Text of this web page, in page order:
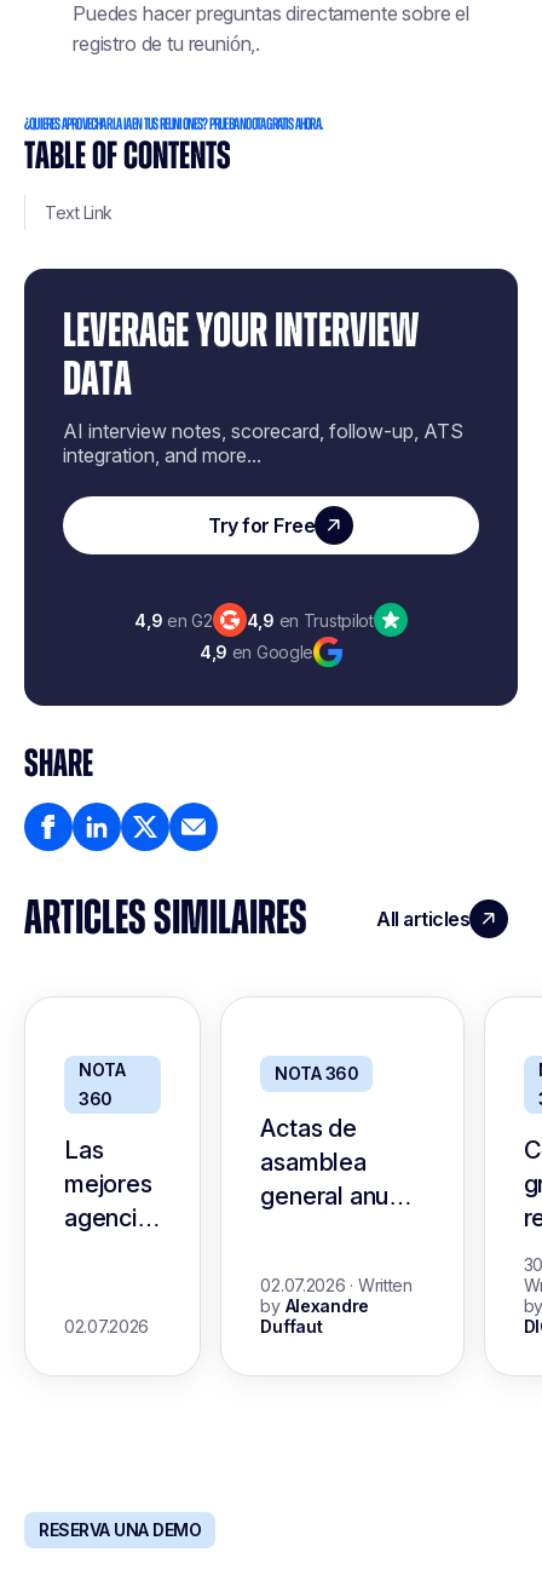
TABLE OF CONTENTS
Text Link
LEVERAGE YOUR INTERVIEW
DATA
AI interview notes, scorecard, follow-up, ATS
integration, and more...
Try for Free
4,9 en G2 4,9 en Trustpilot
4,9 en Google
SHARE
Puedes hacer preguntas directamente sobre el
registro de tu reunión,.
¿Quieres aprovechar la IA en tus reuniones? Prueba Noota gratis ahora.
ARTICLES SIMILAIRES All articles
NOTA
360
Las
mejores
agencias
02.07.2026
NOTA 360
Actas de
asamblea
general anual
sin fines de
lucro: guía y
02.07.2026 · Written
by Alexandre
Duffaut
RESERVA UNA DEMO